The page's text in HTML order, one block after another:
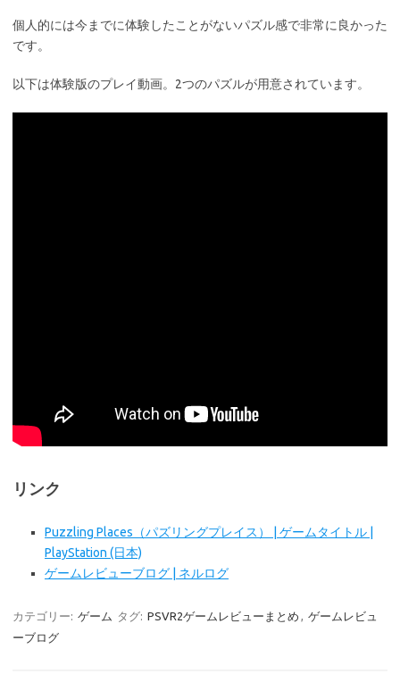
個人的には今までに体験したことがないパズル感で非常に良かった
です。
以下は体験版のプレイ動画。2つのパズルが用意されています。
リンク
Puzzling Places（パズリングプレイス） | ゲームタイトル |
PlayStation (日本)
ゲームレビューブログ | ネルログ
カテゴリー: ゲーム タグ: PSVR2ゲームレビューまとめ
ゲームレビュ
ーブログ